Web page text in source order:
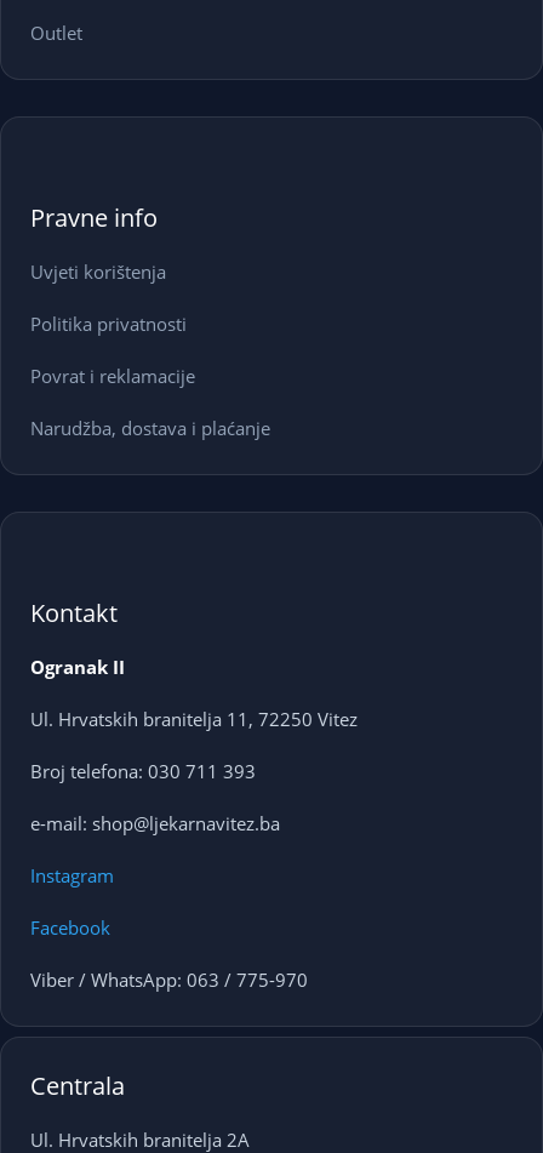
Outlet
Pravne info
Uvjeti korištenja
Politika privatnosti
Povrat i reklamacije
Narudžba, dostava i plaćanje
Kontakt
Ogranak II
Ul. Hrvatskih branitelja 11, 72250 Vitez
Broj telefona: 030 711 393
e-mail: shop@ljekarnavitez.ba
Instagram
Facebook
Viber / WhatsApp: 063 / 775-970
Centrala
Ul. Hrvatskih branitelja 2A